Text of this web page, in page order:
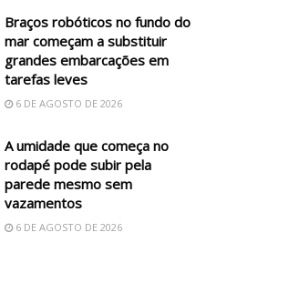
Braços robóticos no fundo do
mar começam a substituir
grandes embarcações em
tarefas leves
6 DE AGOSTO DE 2026
A umidade que começa no
rodapé pode subir pela
parede mesmo sem
vazamentos
6 DE AGOSTO DE 2026